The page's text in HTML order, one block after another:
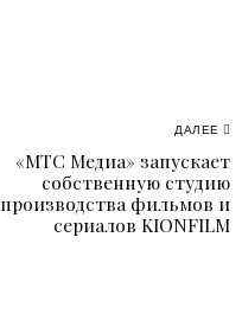
ДАЛЕЕ
«МТС Медиа» запускает
собственную студию
производства фильмов и
сериалов KIONFILM